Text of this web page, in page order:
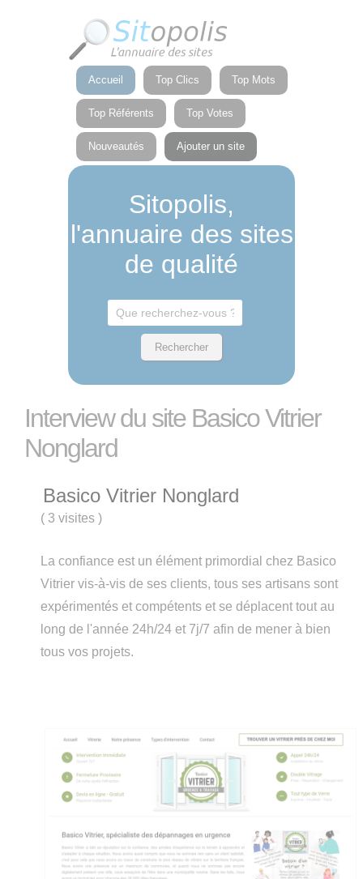
Accueil Top Clics Top Mots
Top Référents Top Votes
Nouveautés Ajouter un site
Sitopolis,
l'annuaire des sites
de qualité
Interview du site Basico Vitrier
Nonglard
Basico Vitrier Nonglard
( 3 visites)
La confiance est un élément primordial chez Basico
Vitrier vis-à-vis de ses clients, tous ses artisans sont
expérimentés et compétents et se déplacent tout au
long de l'année 24h/24 et 7j/7 afin de mener à bien
tous vos projets.